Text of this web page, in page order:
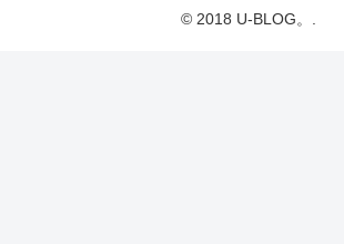
© 2018 U-BLOG。.